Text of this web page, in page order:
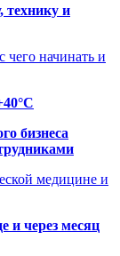
технику и
начинать и
бизнеса
медицине и
и через месяц